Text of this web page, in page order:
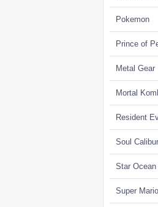
Pokemon
Prince of
Metal Gear
Mortal
Resident
Soul Calibur
Star Ocean
Super Mario